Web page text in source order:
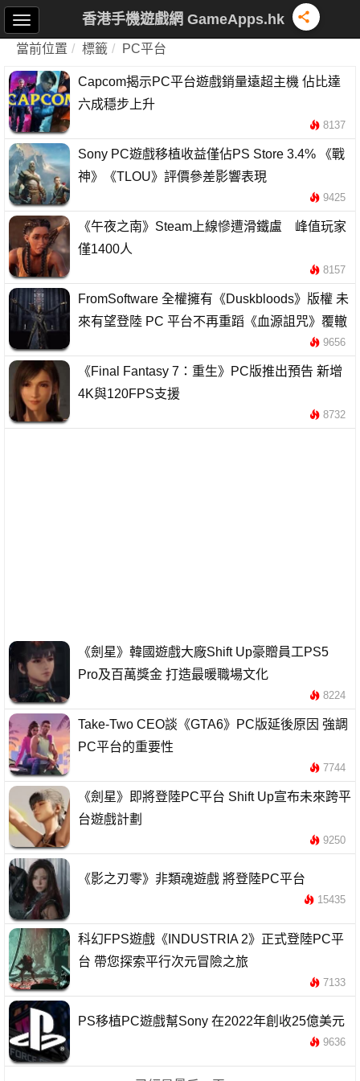
香港手機遊戲網 GameApps.hk
當前位置 標籤 PC平台
Capcom揭示PC平台遊戲銷量遠超主機 佔比達
六成穩步上升
8137
Sony PC遊戲移植收益僅佔PS Store 3.4% 《戰
神》《TLOU》評價參差影響表現
9425
《午夜之南》Steam上線慘遭滑鐵盧 峰值玩家
僅1400人
8157
FromSoftware 全權擁有《Duskbloods》版權 未
來有望登陸 PC 平台不再重蹈《血源詛咒》覆轍
9656
《Final Fantasy 7：重生》PC版推出預告 新增
4K與120FPS支援
8732
《劍星》韓國遊戲大廠Shift Up豪贈員工PS5
Pro及百萬獎金 打造最暖職場文化
8224
Take-Two CEO談《GTA6》PC版延後原因 強調
PC平台的重要性
7744
《劍星》即將登陸PC平台 Shift Up宣布未來跨平
台遊戲計劃
9250
《影之刃零》非類魂遊戲 將登陸PC平台
15435
科幻FPS遊戲《INDUSTRIA 2》正式登陸PC平
台 帶您探索平行次元冒險之旅
7133
PS移植PC遊戲幫Sony 在2022年創收25億美元
9636